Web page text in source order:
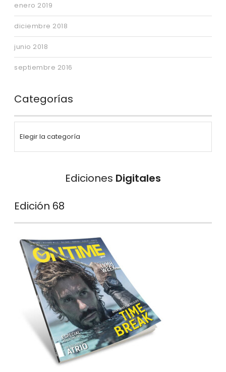
enero 2019
diciembre 2018
junio 2018
septiembre 2016
Categorías
Ediciones Digitales
Edición 68